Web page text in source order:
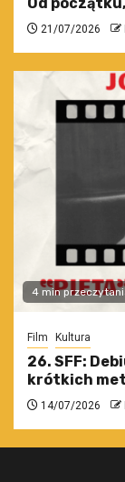
Od
21/07/2026
4 min
Film Kultura
26. SFF:
krótkich
14/07/2026